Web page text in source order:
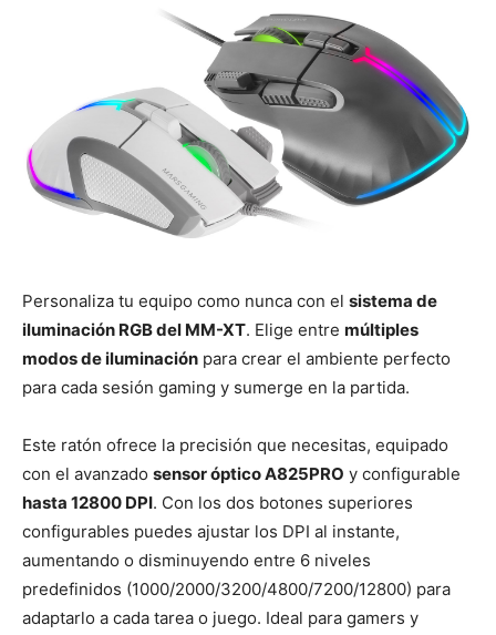
Personaliza tu equipo como nunca con el sistema de
iluminación RGB del MM-XT. Elige entre múltiples
modos de iluminación para crear el ambiente perfecto
para cada sesión gaming y sumerge en la partida.
Este ratón ofrece la precisión que necesitas, equipado
con el avanzado sensor óptico A825PRO y configurable
hasta 12800 DPI. Con los dos botones superiores
configurables puedes ajustar los DPI al instante,
aumentando o disminuyendo entre 6 niveles
predefinidos (1000/2000/3200/4800/7200/12800) para
adaptarlo a cada tarea o juego. Ideal para gamers y